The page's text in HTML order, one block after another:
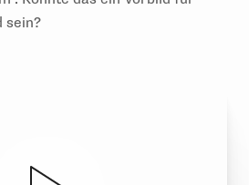
sein?